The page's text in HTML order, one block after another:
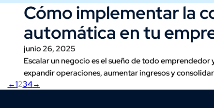
Cómo implementar la
automática en tu
junio 26, 2025
Escalar un negocio es el sueño de todo emprendedor
expandir operaciones, aumentar ingresos y
←1234→